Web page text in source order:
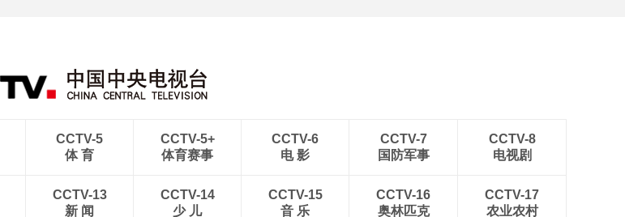
CCTV-5
体 育
CCTV-5+
体育赛事
CCTV-6
电 影
CCTV-7
国防军事
CCTV-8
电视剧
CCTV-13
新 闻
CCTV-14
少 儿
CCTV-15
音 乐
CCTV-16
奥林匹克
CCTV-17
农业农村